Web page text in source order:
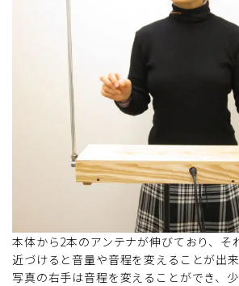
本体から2本のアンテナが伸びており、そ
近づけると音量や音程を変えることが出来
写真の右手は音程を変えることができ、